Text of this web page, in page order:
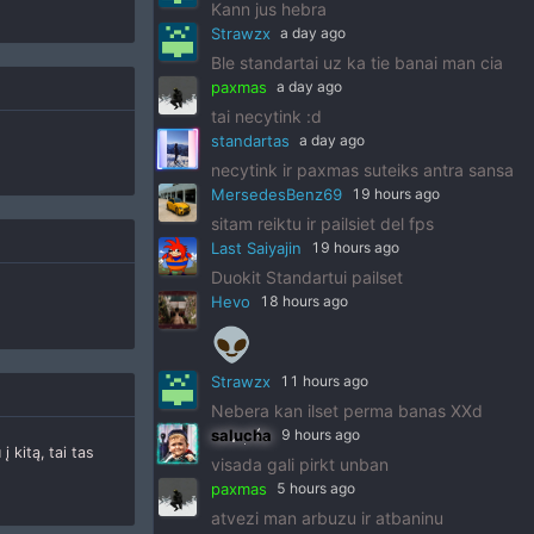
į kitą, tai tas
Kann jus hebra
Strawzx a day ago
Ble standartai uz ka tie banai man cia
paxmas a day ago
tai necytink :d
standartas a day ago
necytink ir paxmas suteiks antra sansa
MersedesBenz69 19 hours ago
sitam reiktu ir pailsiet del fps
Last Saiyajin 19 hours ago
Duokit Standartui pailset
Hevo 18 hours ago
👽
Strawzx 11 hours ago
Nebera kan ilset perma banas XXd
salucha 9 hours ago
visada gali pirkt unban
paxmas 5 hours ago
atvezi man arbuzu ir atbaninu